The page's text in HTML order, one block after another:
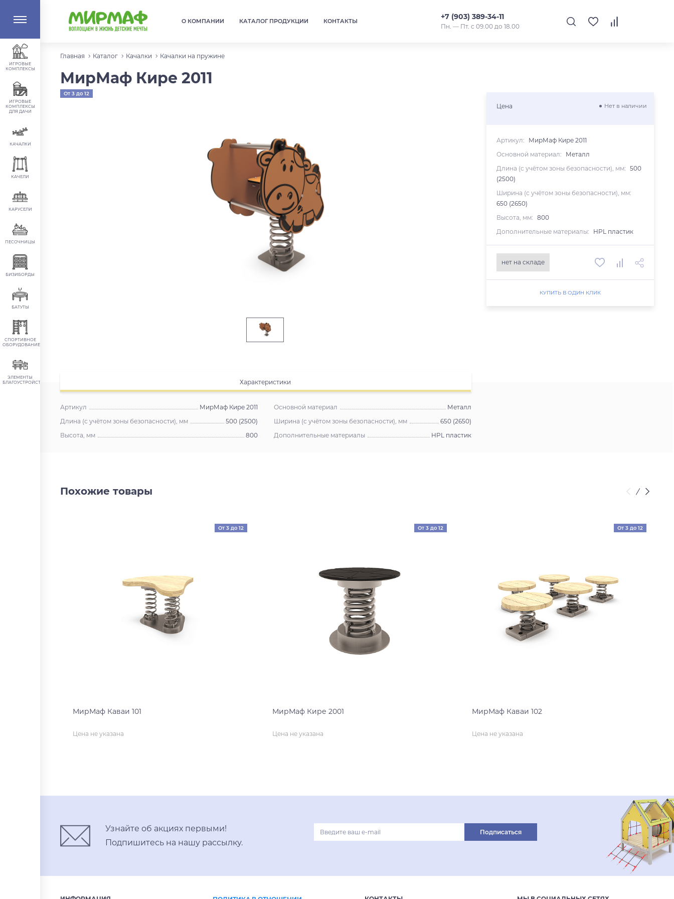
О КОМПАНИИ КАТАЛОГ ПРОДУКЦИИ КОНТАКТЫ +7 (903) 389-34-11
Пн. — Пт. с 09.00 до 18.00
ИГРОВЫЕ
КОМПЛЕКСЫ
ИГРОВЫЕ
КОМПЛЕКСЫ
ДЛЯ ДАЧИ
КАЧАЛКИ
КАЧЕЛИ
КАРУСЕЛИ
ПЕСОЧНИЦЫ
БИЗИБОРДЫ
БАТУТЫ
СПОРТИВНОЕ
ОБОРУДОВАНИЕ
ЭЛЕМЕНТЫ
БЛАГОУСТРОЙСТВА
Главная Каталог Качалки Качалки на пружине
МирМаф Кире 2011
От 3 до 12
Характеристики
Артикул МирМаф Кире 2011 Основной материал
Металл
Длина (с учётом зоны безопасности), мм
500 (2500) Ширина (с учётом зоны безопасности), мм
650 (2650)
Высота, мм
800 Дополнительные материалы HPL пластик
Цена Нет в наличии
Артикул:
МирМаф Кире 2011
Основной материал:
Металл
Длина (с учётом зоны безопасности), мм: 500
(2500)
Ширина (с учётом зоны безопасности), мм:
650 (2650)
Высота, мм: 800
Дополнительные материалы:
HPL пластик
нет на складе
КУПИТЬ В ОДИН КЛИК
Похожие товары
От 3 до 12
МирМаф Каваи 101
Цена не указана
От 3 до 12
МирМаф Кире 2001
Цена не указана
От 3 до 12
МирМаф Каваи 102
Цена не указана
Узнайте об акциях первыми!
Подпишитесь на нашу рассылку.
Подписаться